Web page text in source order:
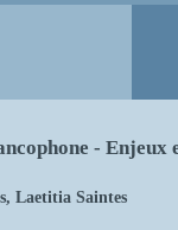
- Enjeux
Laetitia Saintes